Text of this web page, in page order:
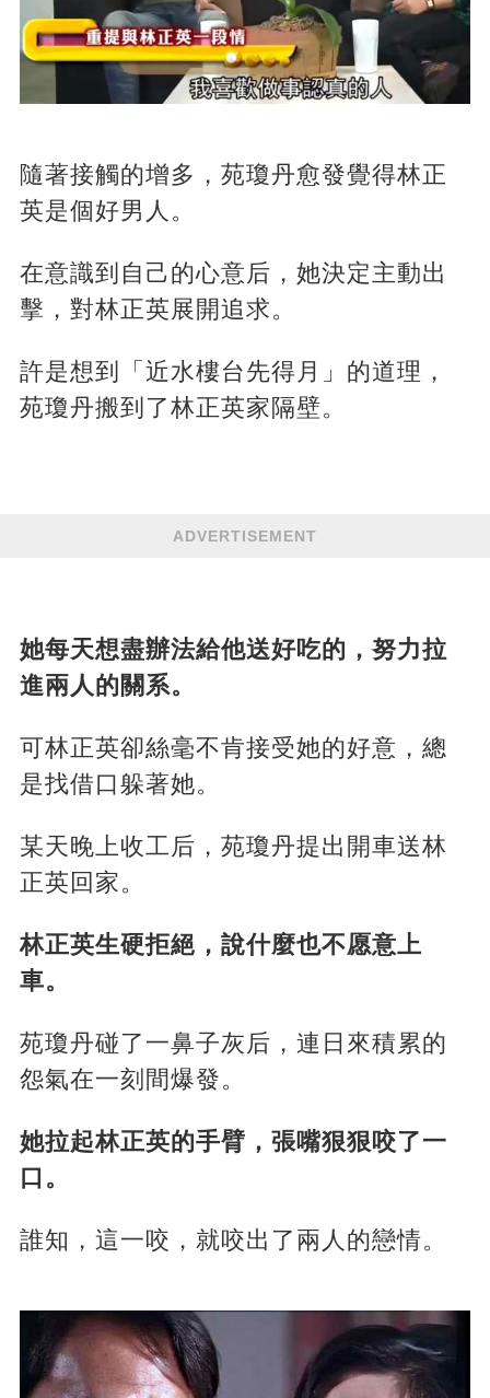
隨著接觸的增多，苑瓊丹愈發覺得林正
英是個好男人。
在意識到自己的心意后，她決定主動出
擊，對林正英展開追求。
許是想到「近水樓台先得月」的道理，
苑瓊丹搬到了林正英家隔壁。
ADVERTISEMENT
她每天想盡辦法給他送好吃的，努力拉
進兩人的關系。
可林正英卻絲毫不肯接受她的好意，總
是找借口躲著她。
某天晚上收工后，苑瓊丹提出開車送林
正英回家。
林正英生硬拒絕，說什麼也不愿意上
車。
苑瓊丹碰了一鼻子灰后，連日來積累的
怨氣在一刻間爆發。
她拉起林正英的手臂，張嘴狠狠咬了一
口。
誰知，這一咬，就咬出了兩人的戀情。